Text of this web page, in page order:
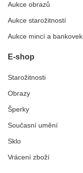
Aukce obrazů
Aukce starožitností
Aukce mincí a bankovek
E-shop
Starožitnosti
Obrazy
Šperky
Současní umění
Sklo
Vrácení zboží